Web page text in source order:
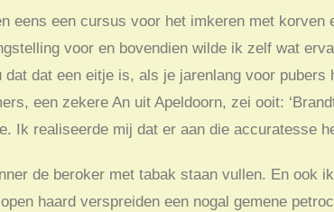
eens een cursus voor het imkeren met
voor en bovendien wilde ik zelf wat
dat een eitje is, als je jarenlang voor
een zekere An uit Apeldoorn, zei ooit:
Ik realiseerde mij dat er aan die accuratesse
de beroker met tabak staan vullen. En ook
haard verspreiden een nogal gemene